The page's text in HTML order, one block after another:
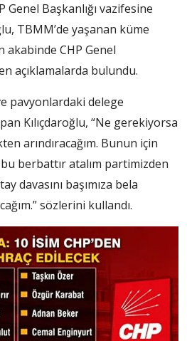
Genel Başkanlığı vazifesine
TBMM’de yaşanan küme
akabinde CHP Genel
açıklamalarda bulundu.
pavyonlardaki delege
Kılıçdaroğlu, “Ne gerekiyorsa
arındıracağım. Bunun için
bu berbattır atalım partimizden
davasını başımıza bela
sözlerini kullandı.